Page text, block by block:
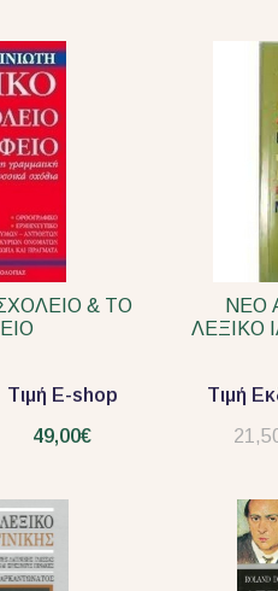
& ΤΟ
Τιμή E-shop
49,00€
ΝΕΟ
ΛΕΞΙΚΟ
Τιμή